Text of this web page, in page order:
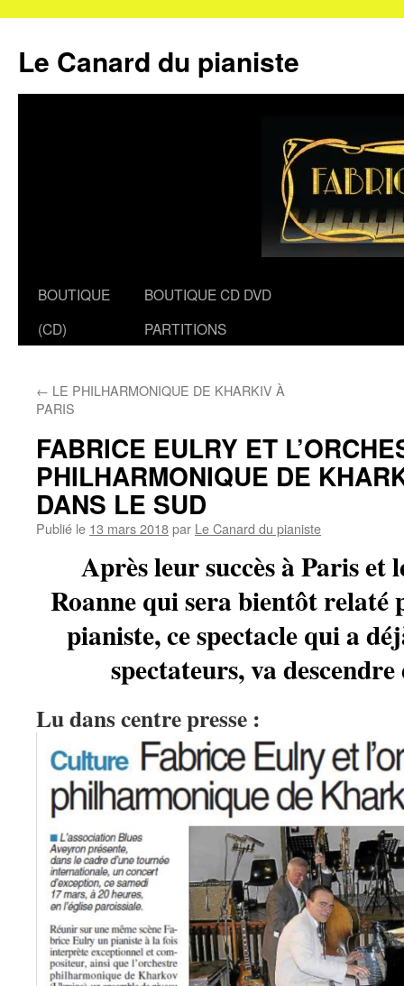
Le Canard du pianiste
Aller
BOUTIQUE
(CD)
BOUTIQUE CD DVD
PARTITIONS
← LE PHILHARMONIQUE DE KHARKIV À
PARIS
FABRICE EULRY ET
PHILHARMONIQUE DE
DANS LE SUD
Publié le 13 mars 2018par Le Canard du pianiste
Après leur succès à Paris
Roanne qui sera bientôt
pianiste, ce spectacle qui a
spectateurs, va
Lu dans centre presse :